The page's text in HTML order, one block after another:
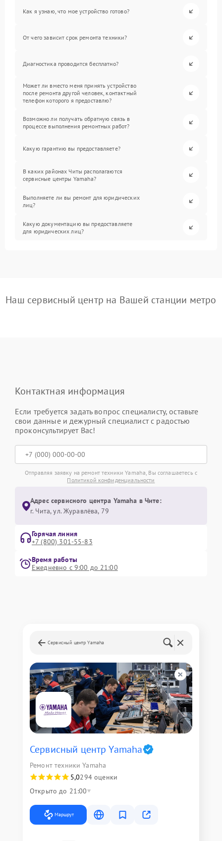
Как я узнаю, что мое устройство готово?
От чего зависит срок ремонта техники?
Диагностика проводится бесплатно?
Может ли вместо меня принять устройство
после ремонта другой человек, контактный
телефон которого я предоставлю?
Возможно ли получать обратную связь в
процессе выполнения ремонтных работ?
Какую гарантию вы предоставляете?
В каких районах Читы располагаются
сервисные центры Yamaha?
Выполняете ли вы ремонт для юридических
лиц?
Какую документацию вы предоставляете
для юридических лиц?
Наш сервисный центр на Вашей станции метро
Контактная информация
Если требуется задать вопрос специалисту, оставьте
свои данные и дежурный специалист с радостью
проконсультирует Вас!
Отправляя заявку на ремонт техники Yamaha, Вы соглашаетесь с
Политикой конфиденциальности
Адрес сервисного центра Yamaha в Чите:
г. Чита, ул. Журавлёва, 79
Горячая линия
+7 (800) 301-55-83
Время работы
Ежедневно с 9:00 до 21:00
Сервисный центр Yamaha
Сервисный центр Yamaha
Ремонт техники Yamaha
5,0294 оценки
Открыто до 21:00
Маршрут